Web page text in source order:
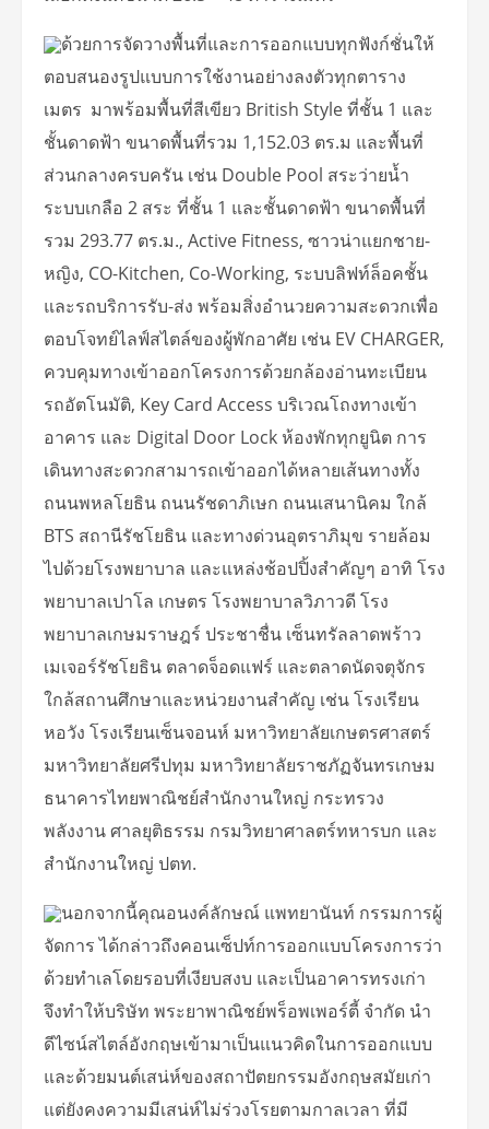
ด้วยการจัดวางพื้นที่และการออกแบบทุกฟังก์ชั่นให้
ตอบสนองรูปแบบการใช้งานอย่างลงตัวทุกตาราง
เมตร มาพร้อมพื้นที่สีเขียว British Style ที่ชั้น 1 และ
ชั้นดาดฟ้า ขนาดพื้นที่รวม 1,152.03 ตร.ม และพื้นที่
ส่วนกลางครบครัน เช่น Double Pool สระว่ายน้ำ
ระบบเกลือ 2 สระ ที่ชั้น 1 และชั้นดาดฟ้า ขนาดพื้นที่
รวม 293.77 ตร.ม., Active Fitness, ซาวน่าแยกชาย-
หญิง, CO-Kitchen, Co-Working, ระบบลิฟท์ล็อคชั้น
และรถบริการรับ-ส่ง พร้อมสิ่งอำนวยความสะดวกเพื่อ
ตอบโจทย์ไลฟ์สไตล์ของผู้พักอาศัย เช่น EV CHARGER,
ควบคุมทางเข้าออกโครงการด้วยกล้องอ่านทะเบียน
รถอัตโนมัติ, Key Card Access บริเวณโถงทางเข้า
อาคาร และ Digital Door Lock ห้องพักทุกยูนิต การ
เดินทางสะดวกสามารถเข้าออกได้หลายเส้นทางทั้ง
ถนนพหลโยธิน ถนนรัชดาภิเษก ถนนเสนานิคม ใกล้
BTS สถานีรัชโยธิน และทางด่วนอุตราภิมุข รายล้อม
ไปด้วยโรงพยาบาล และแหล่งช้อปปิ้งสำคัญๆ อาทิ โรง
พยาบาลเปาโล เกษตร โรงพยาบาลวิภาวดี โรง
พยาบาลเกษมราษฎร์ ประชาชื่น เซ็นทรัลลาดพร้าว
เมเจอร์รัชโยธิน ตลาดจ็อดแฟร์ และตลาดนัดจตุจักร
ใกล้สถานศึกษาและหน่วยงานสำคัญ เช่น โรงเรียน
หอวัง โรงเรียนเซ็นจอนห์ มหาวิทยาลัยเกษตรศาสตร์
มหาวิทยาลัยศรีปทุม มหาวิทยาลัยราชภัฏจันทรเกษม
ธนาคารไทยพาณิชย์สำนักงานใหญ่ กระทรวง
พลังงาน ศาลยุติธรรม กรมวิทยาศาลตร์ทหารบก และ
สำนักงานใหญ่ ปตท.
นอกจากนี้คุณอนงค์ลักษณ์ แพทยานันท์ กรรมการผู้
จัดการ ได้กล่าวถึงคอนเซ็ปท์การออกแบบโครงการว่า
ด้วยทำเลโดยรอบที่เงียบสงบ และเป็นอาคารทรงเก่า
จึงทำให้บริษัท พระยาพาณิชย์พร็อพเพอร์ตี้ จำกัด นำ
ดีไซน์สไตล์อังกฤษเข้ามาเป็นแนวคิดในการออกแบบ
และด้วยมนต์เสน่ห์ของสถาปัตยกรรมอังกฤษสมัยเก่า
แต่ยังคงความมีเสน่ห์ไม่ร่วงโรยตามกาลเวลา ที่มี